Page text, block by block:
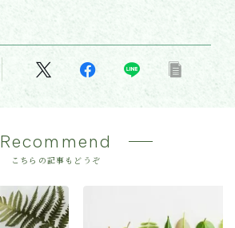
Recommend
こちらの記事もどうぞ